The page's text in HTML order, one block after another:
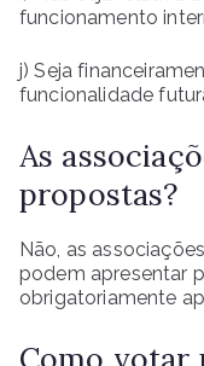
funcionamento
j) Seja
funcionalidade
As
propostas?
Não, as
podem apresentar
obrigatoriamente